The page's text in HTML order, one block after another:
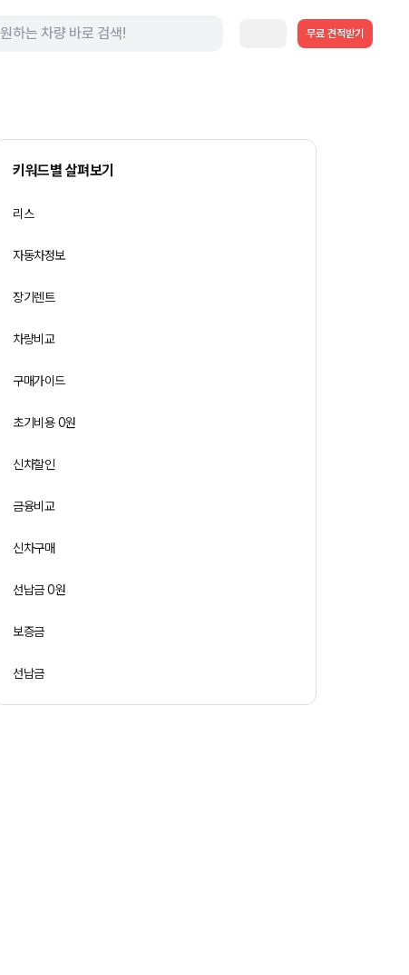
무료 견적받기
키워드별 살펴보기
리스
자동차정보
장기렌트
차량비교
구매가이드
초기비용 0원
신차할인
금융비교
신차구매
선납금 0원
보증금
선납금